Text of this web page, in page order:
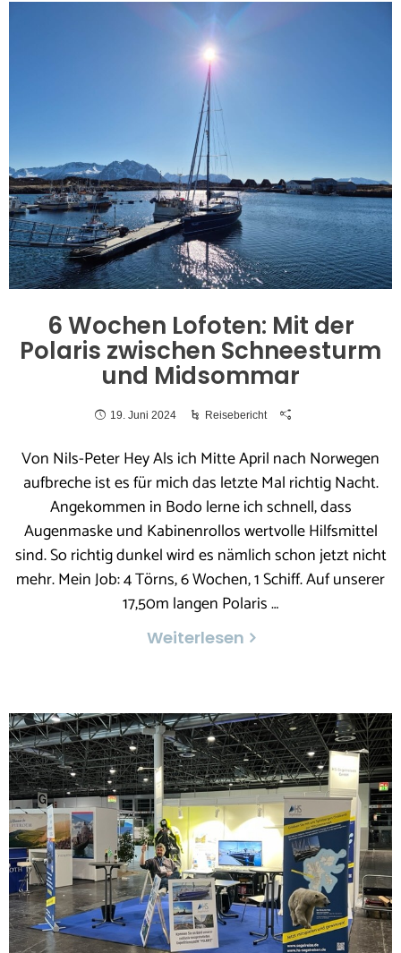
6 Wochen Lofoten: Mit der
Polaris zwischen Schneesturm
und Midsommar
19. Juni 2024 Reisebericht
Von Nils-Peter Hey Als ich Mitte April nach Norwegen
aufbreche ist es für mich das letzte Mal richtig Nacht.
Angekommen in Bodo lerne ich schnell, dass
Augenmaske und Kabinenrollos wertvolle Hilfsmittel
sind. So richtig dunkel wird es nämlich schon jetzt nicht
mehr. Mein Job: 4 Törns, 6 Wochen, 1 Schiff. Auf unserer
17,50m langen Polaris …
Weiterlesen